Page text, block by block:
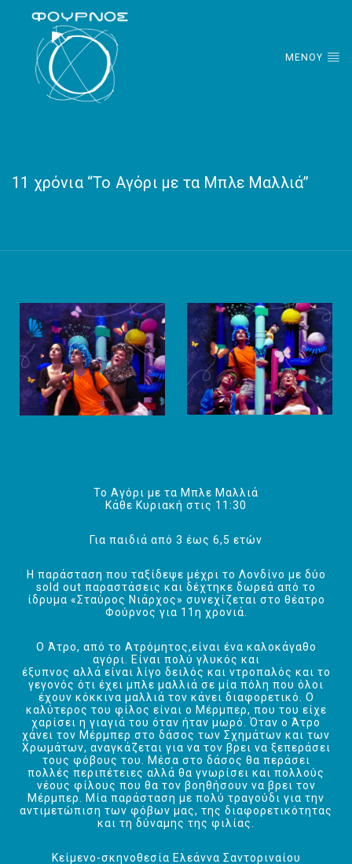
ΜΕΝΟΥ
11 χρόνια “Το Αγόρι με τα Μπλε Μαλλιά”
Το Αγόρι με τα Μπλε Μαλλιά
Κάθε Κυριακή στις 11:30
Για παιδιά από 3 έως 6,5 ετών
Η παράσταση που ταξίδεψε μέχρι το Λονδίνο με δύο
sold out παραστάσεις και δέχτηκε δωρεά από το
ίδρυμα «Σταύρος Νιάρχος» συνεχίζεται στο θέατρο
Φούρνος για 11η χρονιά.
Ο Άτρο, από το Ατρόμητος,είναι ένα καλοκάγαθο
αγόρι. Είναι πολύ γλυκός και
έξυπνος αλλά είναι λίγο δειλός και ντροπαλός και το
γεγονός ότι έχει μπλε μαλλιά σε μία πόλη που όλοι
έχουν κόκκινα μαλλιά τον κάνει διαφορετικό. Ο
καλύτερος του φίλος είναι ο Μέρμπερ, που του είχε
χαρίσει η γιαγιά του όταν ήταν μωρό. Όταν ο Άτρο
χάνει τον Μέρμπερ στο δάσος των Σχημάτων και των
Χρωμάτων, αναγκάζεται για να τον βρει να ξεπεράσει
τους φόβους του. Μέσα στο δάσος θα περάσει
πολλές περιπέτειες αλλά θα γνωρίσει και πολλούς
νέους φίλους που θα τον βοηθήσουν να βρει τον
Μέρμπερ. Μία παράσταση με πολύ τραγούδι για την
αντιμετώπιση των φόβων μας, της διαφορετικότητας
και τη δύναμης της φιλίας.
Κείμενο-σκηνοθεσία Ελεάννα Σαντοριναίου